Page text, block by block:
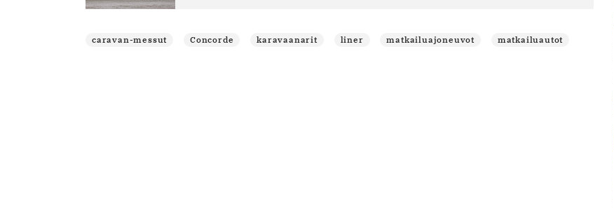
caravan-messut Concorde karavaanarit liner matkailuajoneuvot matkailuautot